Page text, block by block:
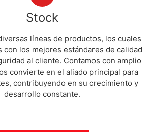
Stock
líneas de productos, los cuales
con los mejores estándares de calidad
al cliente. Contamos con amplio
convierte en el aliado principal para
contribuyendo en su crecimiento y
desarrollo constante.